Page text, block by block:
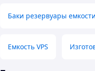
Баки резервуары емкости
Емкость VPS